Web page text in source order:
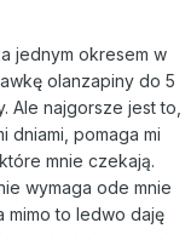
jednym okresem w
olanzapiny do 5
Ale najgorsze jest to,
dniami, pomaga mi
mnie czekają.
wymaga ode mnie
mimo to ledwo daję